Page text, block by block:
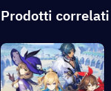
Prodotti correlati